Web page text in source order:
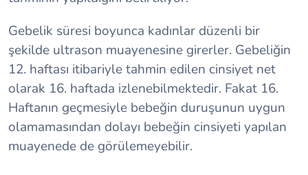
Gebelik süresi boyunca kadınlar düzenli bir
şekilde ultrason muayenesine girerler. Gebeliğin
12. haftası itibariyle tahmin edilen cinsiyet net
olarak 16. haftada izlenebilmektedir. Fakat 16.
Haftanın geçmesiyle bebeğin duruşunun uygun
olamamasından dolayı bebeğin cinsiyeti yapılan
muayenede de görülemeyebilir.